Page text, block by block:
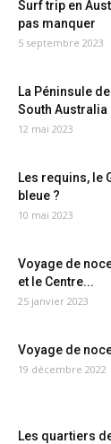
Surf trip en
pas manquer
5 septembre 2023
La Péninsule
South Australia
12 mai 2023
Les requins, le
bleue ?
10 mai 2023
Voyage de
et le Centre...
25 janvier 2023
Voyage de
19 décembre 2022
Les quartiers